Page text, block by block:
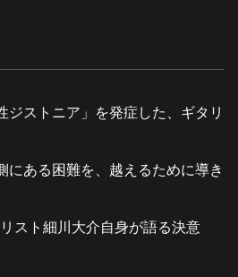
ジストニア」を発症した、ギタリ
にある困難を、越えるために導き
スト細川大介自身が語る決意